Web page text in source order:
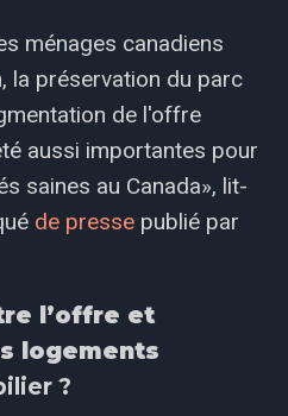
ménages canadiens
la préservation du parc
de l'offre
aussi importantes pour
saines au Canada», lit-
de presse publié par
l’offre et
logements
?